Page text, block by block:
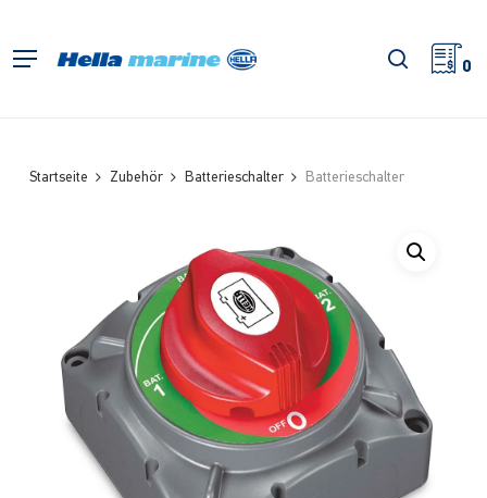
springen
Menü Suche
0
Startseite Zubehör Batterieschalter Batterieschalter